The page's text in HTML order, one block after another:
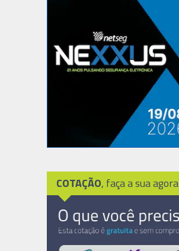
COTAÇÃO, faça a sua agora